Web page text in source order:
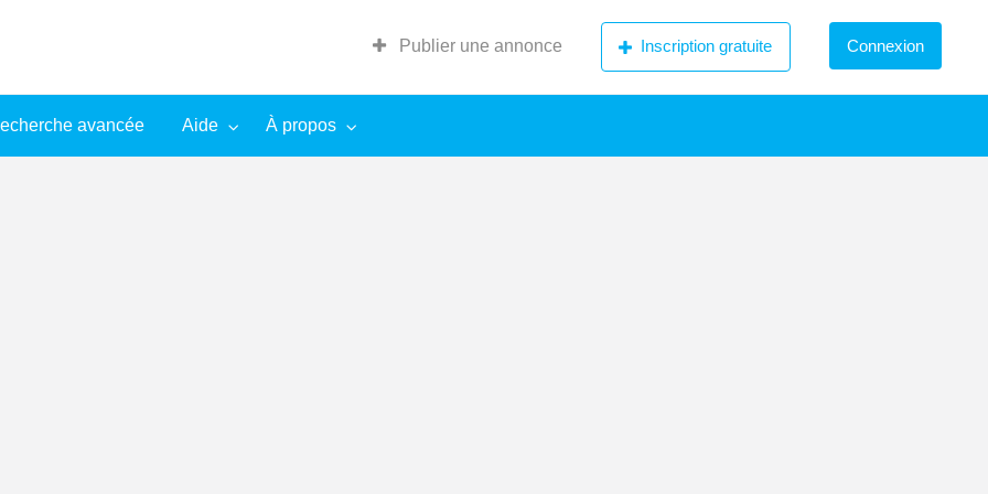
Publier une annonce Inscription gratuite Connexion
avancée Aide À propos